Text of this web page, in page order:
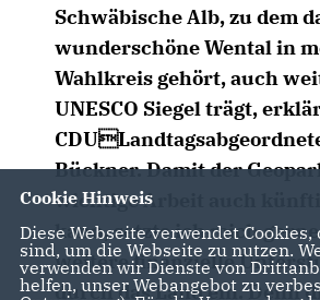
Schwäbische Alb, zu dem
wunderschöne Wental in
Wahlkreis gehört, auch
UNESCO Siegel trägt,
Bückner. Damit der
wichtige Arbeit auch
kann, setzte ich mich
weitere finanzielle
durch das Land ein. Denn
Cookie Hinweis
Diese Webseite verwendet
sind, um die Webseite zu nutzen.
verwenden wir Dienste von
helfen, unser Webangebot zu